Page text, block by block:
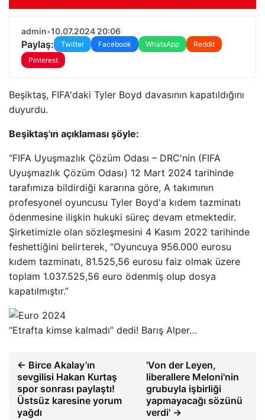
admin•10.07.2024 20:06
Paylaş: Twitter Facebook WhatsApp
Reddit
Pinterest
Beşiktaş, FIFA'daki Tyler Boyd davasının kapatıldığını
duyurdu.
Beşiktaş'ın açıklaması şöyle:
“FIFA Uyuşmazlık Çözüm Odası – DRC'nin (FIFA
Uyuşmazlık Çözüm Odası) 12 Mart 2024 tarihinde
tarafımıza bildirdiği kararına göre, A takımının
profesyonel oyuncusu Tyler Boyd'a kıdem tazminatı
ödenmesine ilişkin hukuki süreç devam etmektedir.
Şirketimizle olan sözleşmesini 4 Kasım 2022 tarihinde
feshettiğini belirterek, “Oyuncuya 956.000 eurosu
kıdem tazminatı, 81.525,56 eurosu faiz olmak üzere
toplam 1.037.525,56 euro ödenmiş olup dosya
kapatılmıştır.”
“Etrafta kimse kalmadı” dedi! Barış Alper…
← Birce Akalay’ın
sevgilisi Hakan Kurtaş
spor sonrası paylaştı!
Üstsüz karesine yorum
yağdı
'Von der Leyen,
liberallere Meloni'nin
grubuyla işbirliği
yapmayacağı sözünü
verdi' →